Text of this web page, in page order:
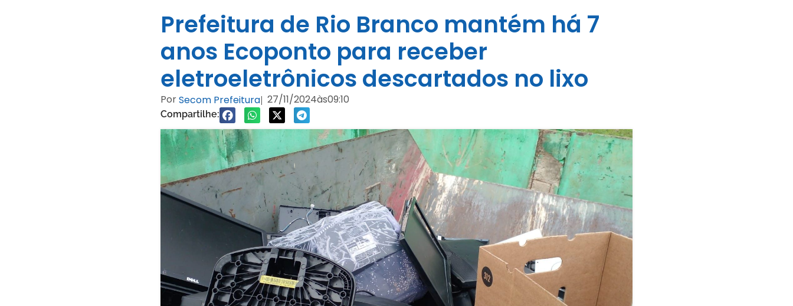
Prefeitura de Rio Branco mantém há 7
anos Ecoponto para receber
eletroeletrônicos descartados no lixo
PorSecom Prefeitura| 27/11/2024às09:10
Compartilhe: